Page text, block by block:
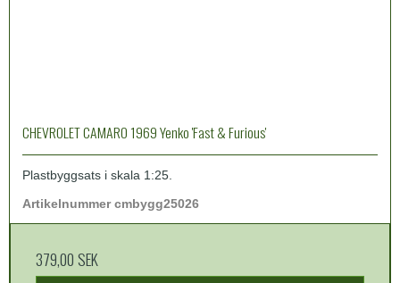
CHEVROLET CAMARO 1969 Yenko 'Fast & Furious'
Plastbyggsats i skala 1:25.
Artikelnummer cmbygg25026
379,00 SEK